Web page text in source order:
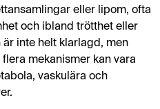
eller lipom, ofta
och ibland trötthet eller
inte helt klarlagd, men
mekanismer kan vara
vaskulära och